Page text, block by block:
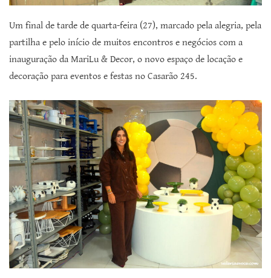
Um final de tarde de quarta-feira (27), marcado pela alegria, pela
partilha e pelo início de muitos encontros e negócios com a
inauguração da MariLu & Decor, o novo espaço de locação e
decoração para eventos e festas no Casarão 245.